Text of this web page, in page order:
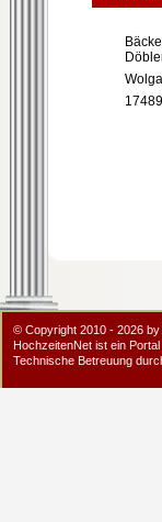
© Copyright 2010 - 2026
HochzeitenNet ist ein
Technische Betreuung